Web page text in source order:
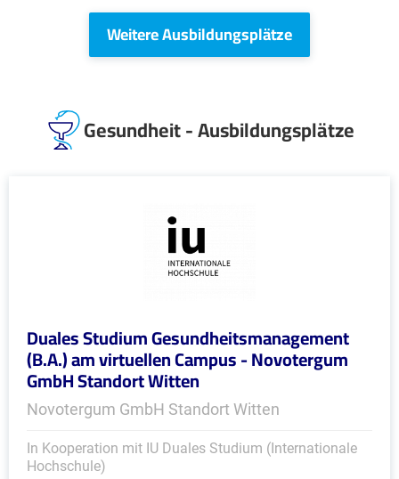
Weitere Ausbildungsplätze
Gesundheit - Ausbildungsplätze
Duales Studium Gesundheitsmanagement
(B.A.) am virtuellen Campus - Novotergum
GmbH Standort Witten
Novotergum GmbH Standort Witten
In Kooperation mit IU Duales Studium (Internationale
Hochschule)